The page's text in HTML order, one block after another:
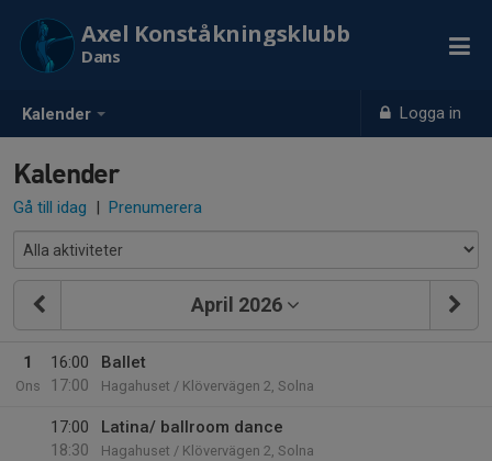
Kalender Logga in
Axel Konståkningsklubb
Dans
Kalender
Gå till idag | Prenumerera
April 2026
1
Ons
16:00
17:00
Ballet
Hagahuset / Klövervägen 2, Solna
17:00
18:30
Latina/ ballroom dance
Hagahuset / Klövervägen 2, Solna